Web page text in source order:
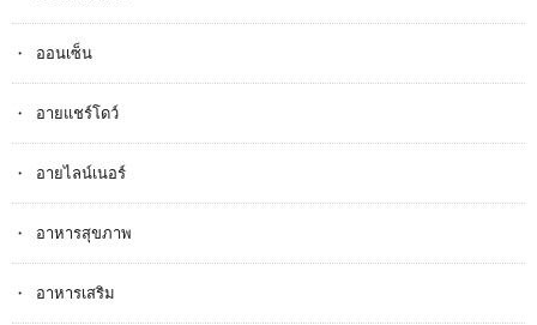
ออนเซ็น
อายแชร์โดว์
อายไลน์เนอร์
อาหารสุขภาพ
อาหารเสริม